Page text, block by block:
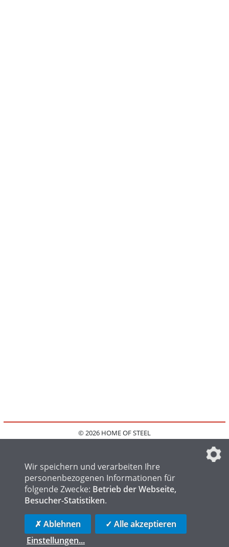
© 2026 HOME OF STEEL
IMPRESSUM
FAQ
DATENSCHUTZEINSTELLUNGEN
HOME OF LOGISTICS
Wir speichern und verarbeiten Ihre
personenbezogenen Informationen für
folgende Zwecke: Betrieb der Webseite,
Besucher-Statistiken.
✗ Ablehnen
✓ Alle akzeptieren
Einstellungen...